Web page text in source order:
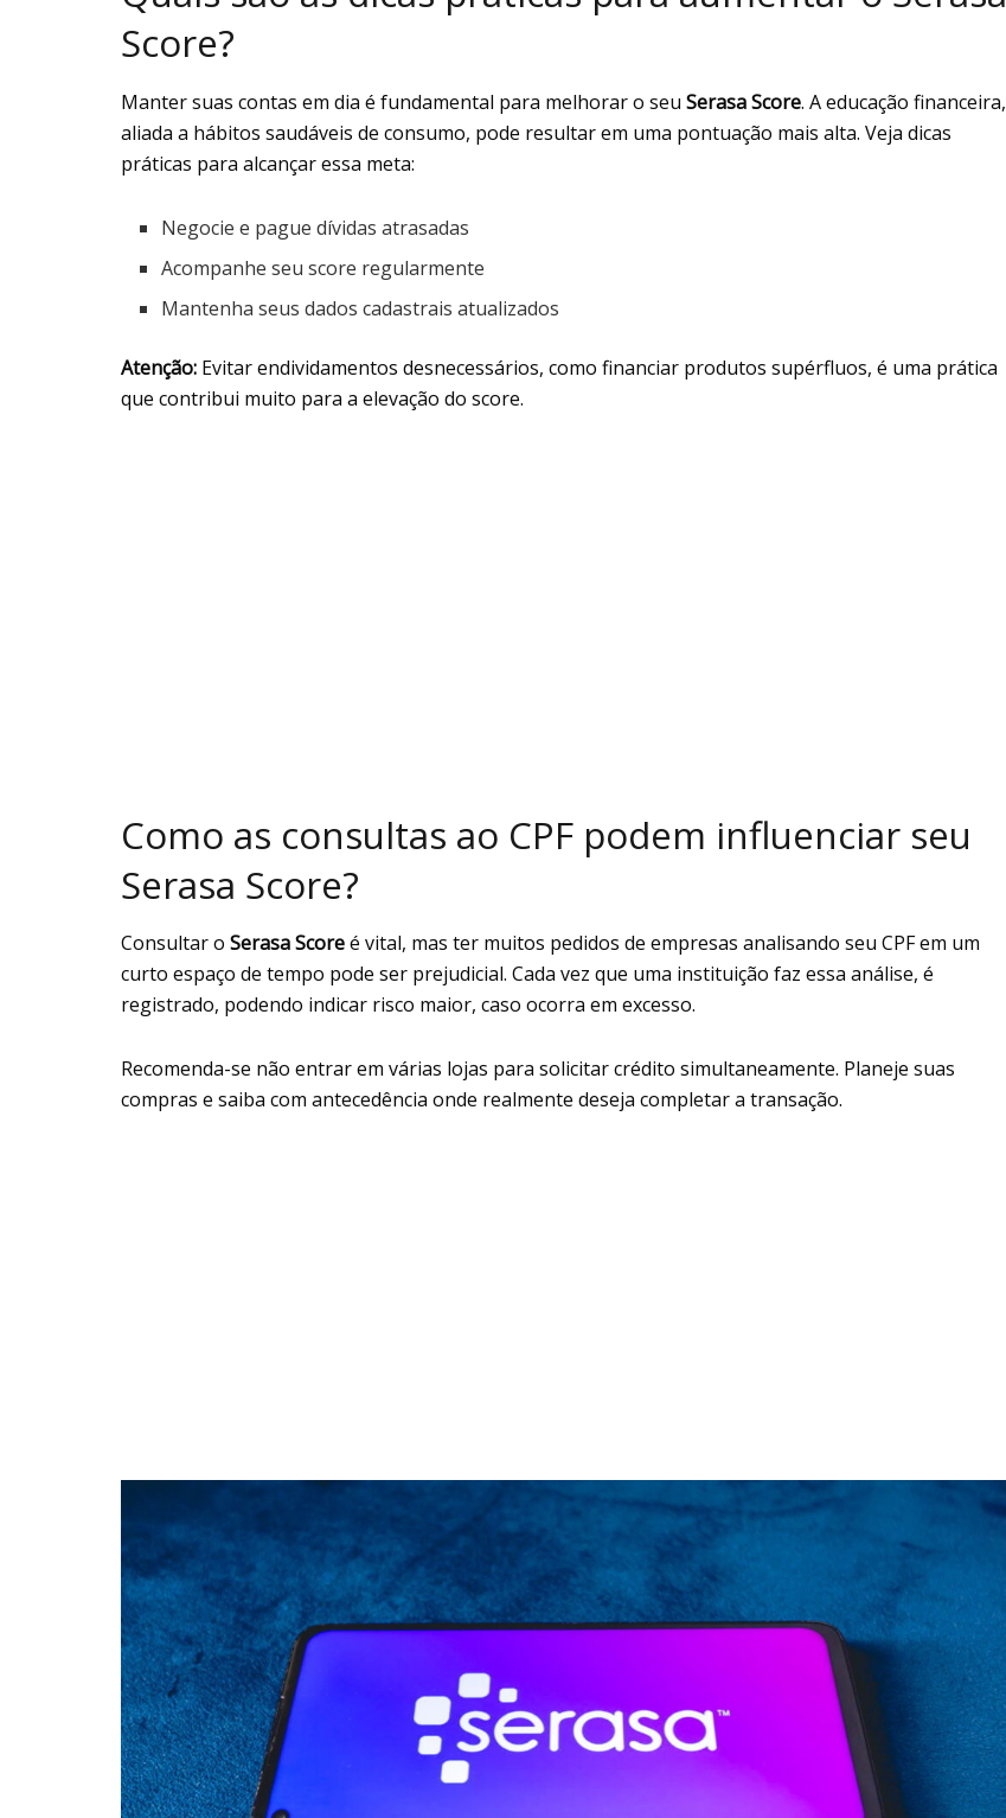
Score?
Manter suas contas em dia é fundamental para melhorar o seu Serasa Score. A educação financeira,
aliada a hábitos saudáveis de consumo, pode resultar em uma pontuação mais alta. Veja dicas
práticas para alcançar essa meta:
Negocie e pague dívidas atrasadas
Acompanhe seu score regularmente
Mantenha seus dados cadastrais atualizados
Atenção: Evitar endividamentos desnecessários, como financiar produtos supérfluos, é uma prática
que contribui muito para a elevação do score.
Como as consultas ao CPF podem influenciar seu
Serasa Score?
Consultar o Serasa Scoreé vital, mas ter muitos pedidos de empresas analisando seu CPF em um
curto espaço de tempo pode ser prejudicial. Cada vez que uma instituição faz essa análise, é
registrado, podendo indicar risco maior, caso ocorra em excesso.
Recomenda-se não entrar em várias lojas para solicitar crédito simultaneamente. Planeje suas
compras e saiba com antecedência onde realmente deseja completar a transação.